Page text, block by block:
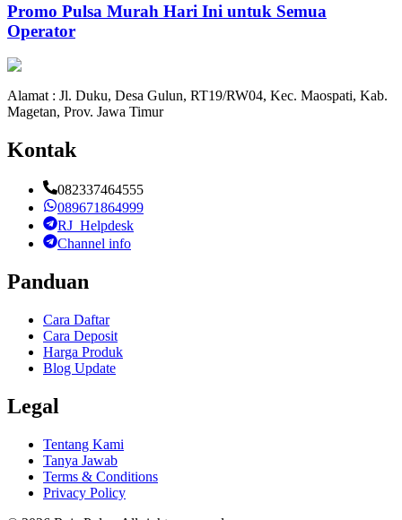
Promo Pulsa Murah Hari Ini untuk Semua
Operator
Alamat : Jl. Duku, Desa Gulun, RT19/RW04, Kec. Maospati, Kab.
Magetan, Prov. Jawa Timur
Kontak
082337464555
089671864999
RJ_Helpdesk
Channel info
Panduan
Cara Daftar
Cara Deposit
Harga Produk
Blog Update
Legal
Tentang Kami
Tanya Jawab
Terms & Conditions
Privacy Policy